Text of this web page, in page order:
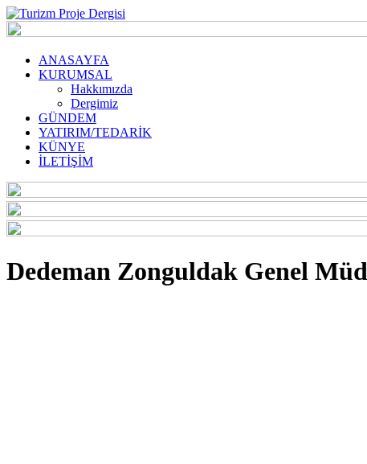
ANASAYFA
KURUMSAL
Hakkımızda
Dergimiz
GÜNDEM
YATIRIM/TEDARİK
KÜNYE
İLETİŞİM
Dedeman Zonguldak Genel